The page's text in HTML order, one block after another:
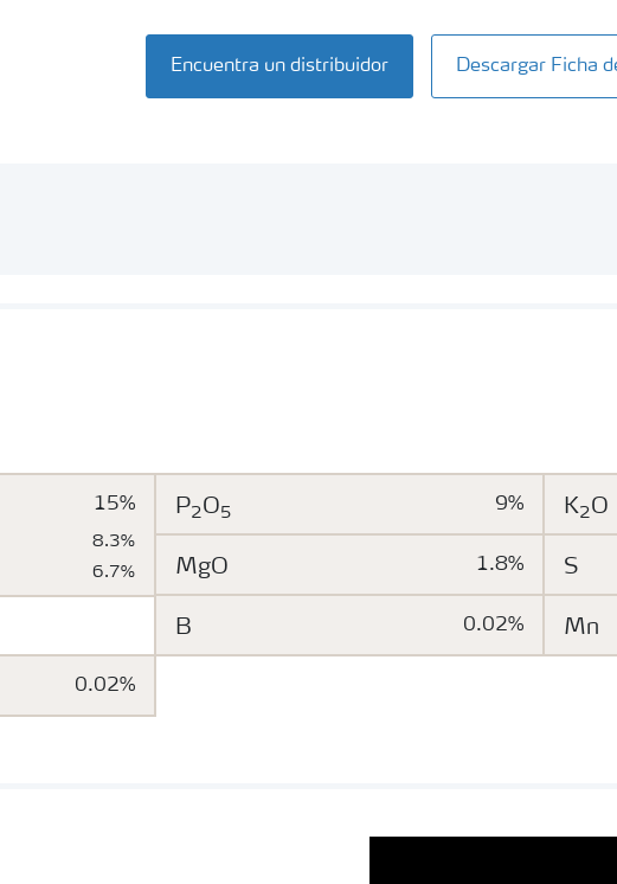
Encuentra un distribuidor Descargar Ficha
15%
8.3%
6.7%
P2 O5 9% K2 O
MgO 1.8% S
B 0.02% Mn
0.02%